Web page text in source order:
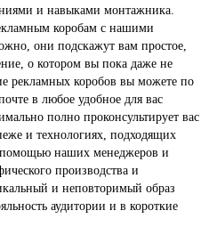
и навыками монтажника.
коробам с нашими
они подскажут вам простое,
о котором вы пока даже не
рекламных коробов вы можете по
в любое удобное для вас
полно проконсультирует вас
и технологиях, подходящих
наших менеджеров и
производства и
и неповторимый образ
аудитории и в короткие